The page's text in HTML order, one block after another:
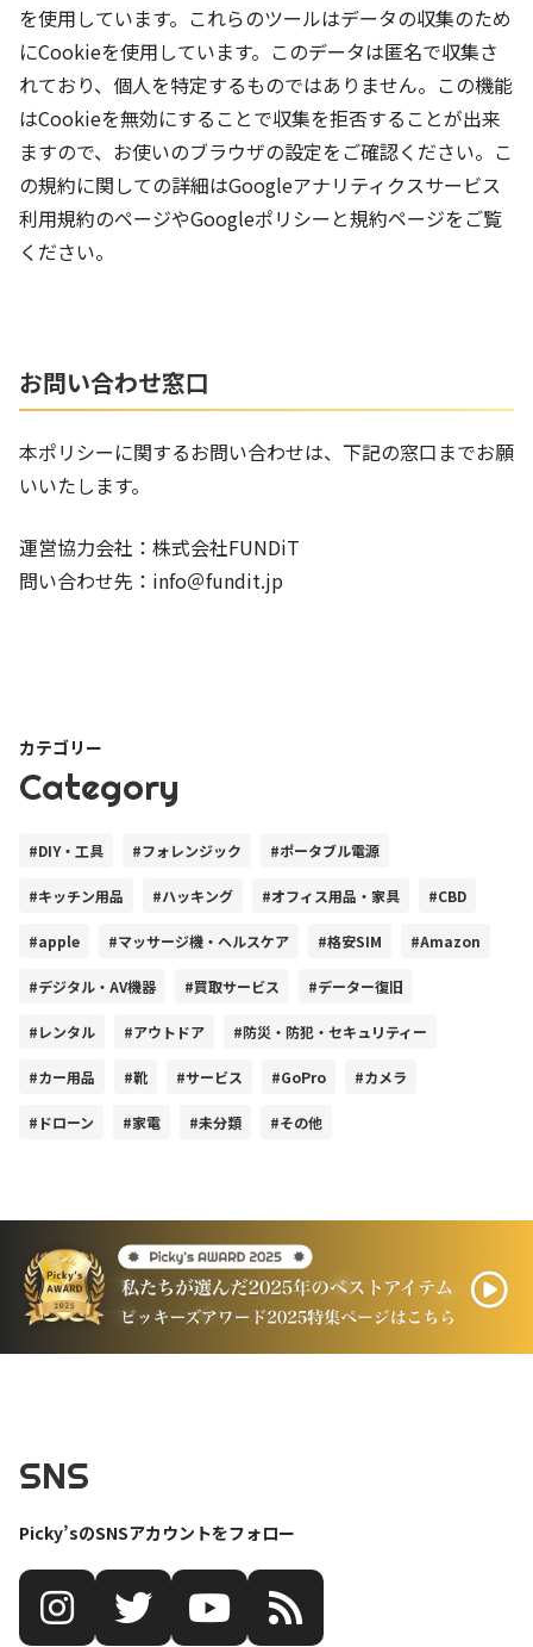
を使用しています。これらのツールはデータの収集のため
にCookieを使用しています。このデータは匿名で収集さ
れており、個人を特定するものではありません。この機能
はCookieを無効にすることで収集を拒否することが出来
ますので、お使いのブラウザの設定をご確認ください。こ
の規約に関しての詳細はGoogleアナリティクスサービス
利用規約のページやGoogleポリシーと規約ページをご覧
ください。
お問い合わせ窓口
本ポリシーに関するお問い合わせは、下記の窓口までお願
いいたします。
運営協力会社：株式会社FUNDiT
問い合わせ先：info＠fundit.jp
カテゴリー
Category
#DIY・工具 #フォレンジック #ポータブル電源
#キッチン用品 #ハッキング #オフィス用品・家具 #CBD
#apple #マッサージ機・ヘルスケア #格安SIM #Amazon
#デジタル・AV機器 #買取サービス #データー復旧
#レンタル #アウトドア #防災・防犯・セキュリティー
#カー用品 #靴 #サービス #GoPro #カメラ
#ドローン #家電 #未分類 #その他
SNS
Picky’sのSNSアカウントをフォロー